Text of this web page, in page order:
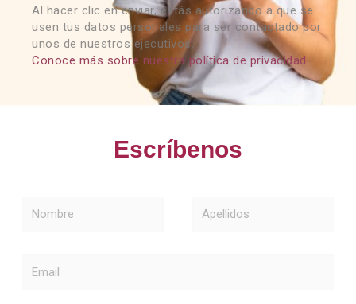
Al hacer clic en enviar, estás autorizando a que se
usen tus datos personales para ser contactado por
unos de nuestros ejecutivos.
Conoce más sobre nuestra política de privacidad
Escríbenos